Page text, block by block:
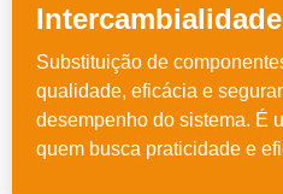
Intercambialidade
Substituição de
qualidade, eficácia e
desempenho do sistema. É
quem busca praticidade e